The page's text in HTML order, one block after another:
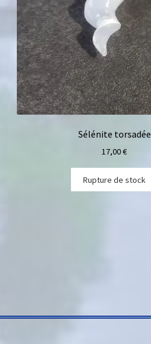
Sélénite torsadée
17,00€
Rupture de stock